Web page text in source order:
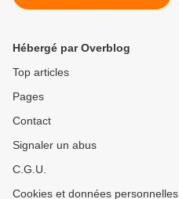
Hébergé par Overblog
Top articles
Pages
Contact
Signaler un abus
C.G.U.
Cookies et données personnelles